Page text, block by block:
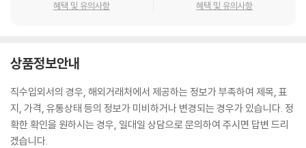
혜택 및 유의사항 혜택 및 유의사항
상품정보안내
직수입외서의 경우, 해외거래처에서 제공하는 정보가 부족하여 제목, 표
지, 가격, 유통상태 등의 정보가 미비하거나 변경되는 경우가 있습니다. 정
확한 확인을 원하시는 경우, 일대일 상담으로 문의하여 주시면 답변 드리
겠습니다.